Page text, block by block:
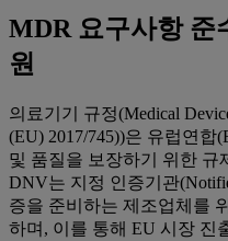
MDR 요구사항 준
원
의료기기 규정(Medical
(EU) 2017/745))은 유럽연
및 품질을 보장하기 위한 규
DNV는 지정 인증기관
증을 준비하는 제조업체를
하며, 이를 통해 EU 시장 진